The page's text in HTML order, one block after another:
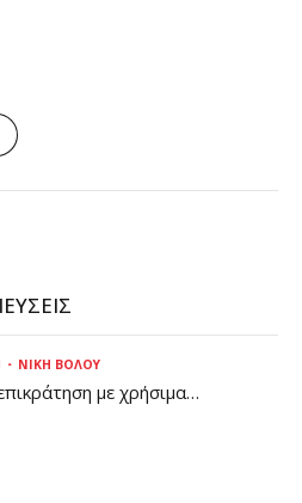
ΝΊΚΗ ΒΌΛΟΥ
με χρήσιμα